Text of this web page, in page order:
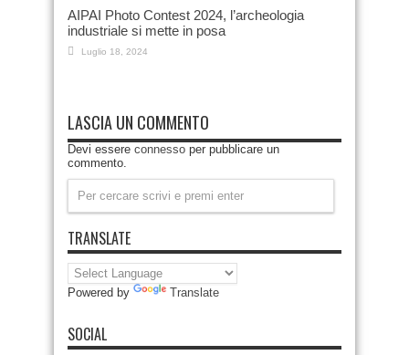
AIPAI Photo Contest 2024, l’archeologia
industriale si mette in posa
Luglio 18, 2024
LASCIA UN COMMENTO
Devi essere connesso per pubblicare un
commento.
TRANSLATE
Powered by Translate
SOCIAL